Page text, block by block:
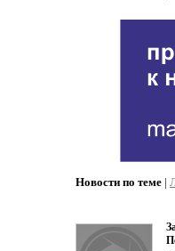
Новости по теме |